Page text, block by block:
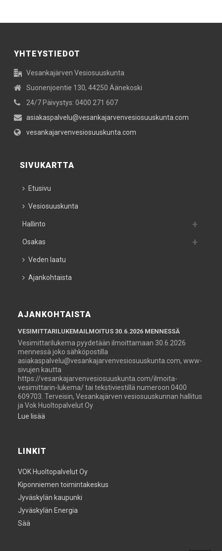
YHTEYSTIEDOT
Vesankajärven Vesiosuuskunta
Suonenjoentie 130, 44250 Äänekoski
24/7 Päivystys: 0400 271 607
asiakaspalvelu@vesankajarvenvesiosuuskunta.com
vesankajarvenvesiosuuskunta.com
SIVUKARTTA
Etusivu
Vesiosuuskunta
Hallinto
Osakas
Veden laatu
Ajankohtaista
AJANKOHTAISTA
VESIMITTARILUKEMAILMOITUS 30.6.2026 MENNESSÄ
Vesimittarilukema pyydetään ilmoittamaan 30.6.2026
mennessä joko sähköpostilla
asiakaspalvelu@vesankajarvenvesiosuuskunta.com, www-
sivujen kautta
https://vesankajarvenvesiosuuskunta.com/ilmoita-
vesimittarin-lukema/ tai tekstiviestillä numeroon 0400
609703. Terveisin, Vesankajärven vesiosuuskunnan hallitus
ja Vok Huoltopalvelut Oy
Lue lisää
LINKIT
VOK Huoltopalvelut Oy
Kiponniemen toimintakeskus
Jyväskylän kaupunki
Jyväskylän Energia
Sää